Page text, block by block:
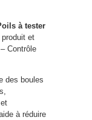
à tester
et
Contrôle
des boules
à réduire